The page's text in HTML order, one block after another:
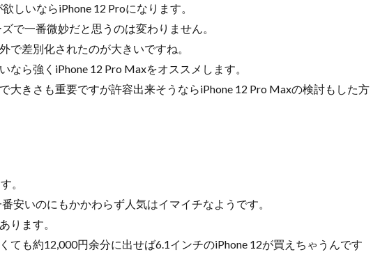
しいならiPhone 12 Proになります。
で一番微妙だと思うのは変わりません。
で差別化されたのが大きいですね。
なら強くiPhone 12 Pro Maxをオススメします。
大きさも重要ですが許容出来そうならiPhone 12 Pro Maxの検討もした方
。
安いのにもかかわらず人気はイマイチなようです。
ります。
ても約12,000円余分に出せば6.1インチのiPhone 12が買えちゃうんです